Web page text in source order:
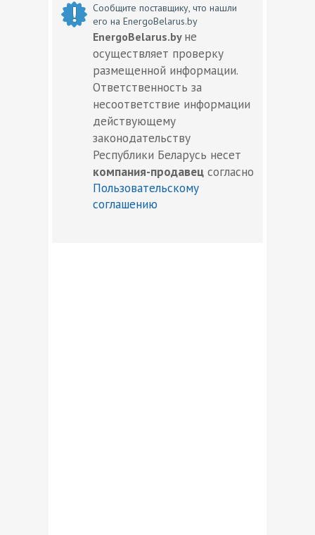
Сообщите поставщику, что нашли
его на EnergoBelarus.by
EnergoBelarus.by не
осуществляет проверку
размещенной информации.
Ответственность за
несоответствие информации
действующему
законодательству
Республики Беларусь несет
компания-продавец согласно
Пользовательскому
соглашению